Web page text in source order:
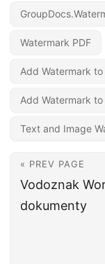
Watermark PDF
Add Watermark to
Add Watermark to
Text and Image
« PREV PAGE
Vodoznak
dokumenty